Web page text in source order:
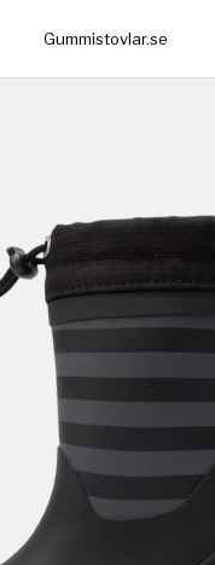
Gummistovlar.se